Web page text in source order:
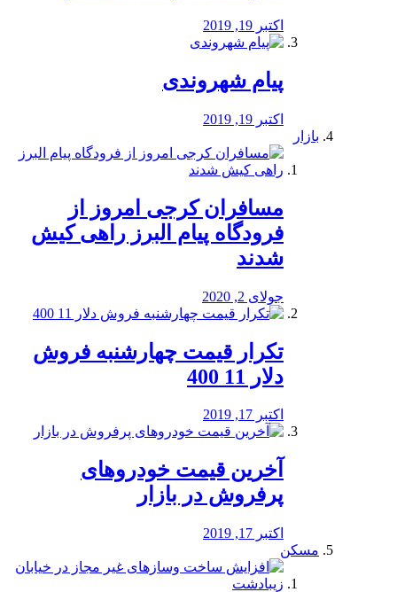
اکتبر 19, 2019
پیام شهروندی
اکتبر 19, 2019
بازار
مسافران کرجی امروز از
فرودگاه پیام البرز راهی کیش
شدند
جولای 2, 2020
تکرار قیمت چهارشنبه فروش
دلار 11 400
اکتبر 17, 2019
آخرین قیمت خودرو‌های
پرفروش در بازار
اکتبر 17, 2019
مسکن